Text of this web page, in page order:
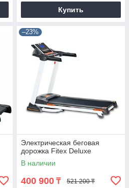
Купить
–23%
Электрическая беговая
дорожка Fitex Deluxe
В наличии
400 900 ₸ 521 200 ₸